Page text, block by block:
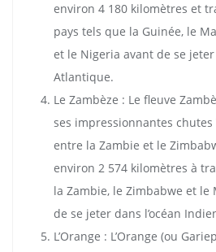
environ 4 180 kilomètres et
pays tels que la Guinée, le
et le Nigeria avant de se jeter
Atlantique.
Le Zambèze : Le fleuve
ses impressionnantes chutes
entre la Zambie et le
environ 2 574 kilomètres à
la Zambie, le Zimbabwe et le
de se jeter dans l’océan
L’Orange : L’Orange (ou